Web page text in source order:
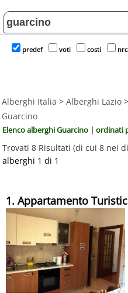
predef voti costi
Alberghi Italia > Alberghi Lazio >
Guarcino
Elenco alberghi Guarcino | ordinati
Trovati 8 Risultati (di cui 8 nei
alberghi 1 di 1
1. Appartamento